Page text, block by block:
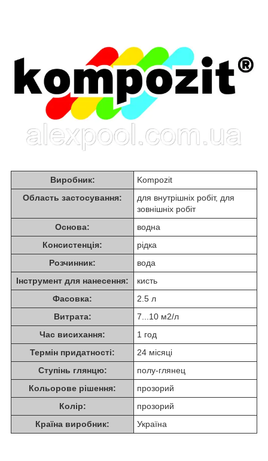
Виробник:
Kompozit
Область застосування:
для внутрішніх робіт, для
зовнішніх робіт
Основа:
водна
Консистенція:
рідка
Розчинник:
вода
Інструмент для нанесення:
кисть
Фасовка:
2.5 л
Витрата:
7...10 м2/л
Час висихання:
1 год
Термін придатності:
24 місяці
Ступінь глянцю:
полу-глянец
Кольорове рішення:
прозорий
Колір:
прозорий
Країна виробник:
Україна